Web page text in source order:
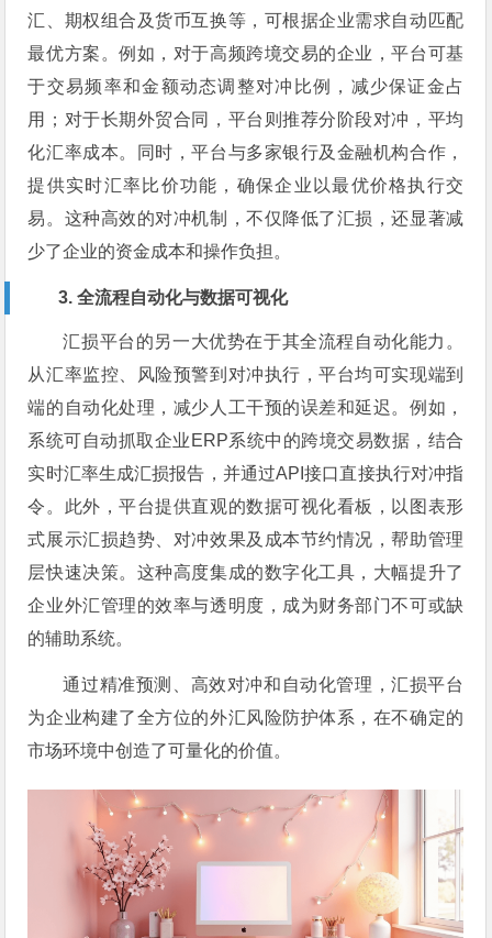
汇、期权组合及货币互换等，可根据企业需求自动匹配
最优方案。例如，对于高频跨境交易的企业，平台可基
于交易频率和金额动态调整对冲比例，减少保证金占
用；对于长期外贸合同，平台则推荐分阶段对冲，平均
化汇率成本。同时，平台与多家银行及金融机构合作，
提供实时汇率比价功能，确保企业以最优价格执行交
易。这种高效的对冲机制，不仅降低了汇损，还显著减
少了企业的资金成本和操作负担。
3. 全流程自动化与数据可视化
汇损平台的另一大优势在于其全流程自动化能力。
从汇率监控、风险预警到对冲执行，平台均可实现端到
端的自动化处理，减少人工干预的误差和延迟。例如，
系统可自动抓取企业ERP系统中的跨境交易数据，结合
实时汇率生成汇损报告，并通过API接口直接执行对冲指
令。此外，平台提供直观的数据可视化看板，以图表形
式展示汇损趋势、对冲效果及成本节约情况，帮助管理
层快速决策。这种高度集成的数字化工具，大幅提升了
企业外汇管理的效率与透明度，成为财务部门不可或缺
的辅助系统。
通过精准预测、高效对冲和自动化管理，汇损平台
为企业构建了全方位的外汇风险防护体系，在不确定的
市场环境中创造了可量化的价值。